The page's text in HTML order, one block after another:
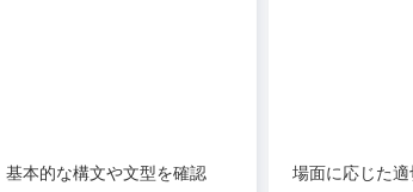
基本的な構文や文型を確認
場面に応じた